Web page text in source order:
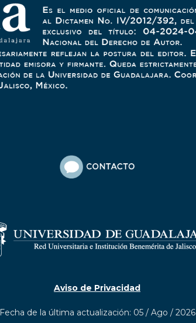
Aviso de Privacidad
Fecha de la última actualización: 05 / Ago / 2026